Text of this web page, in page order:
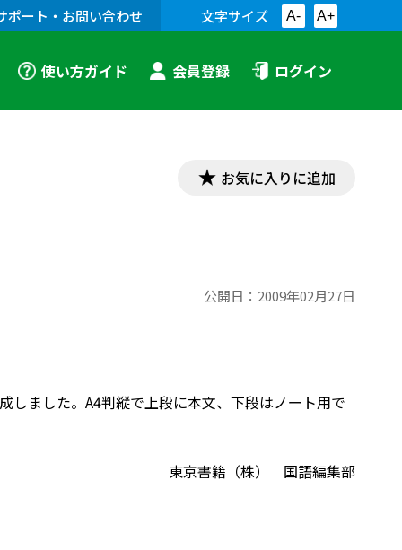
ポート・お問い合わせ 文字サイズ A- A+
使い方ガイド 会員登録 ログイン
お気に入りに追加
公開日： 2009年02月27日
しました。A4判縦で上段に本文、下段はノート用で
東京書籍（株） 国語編集部